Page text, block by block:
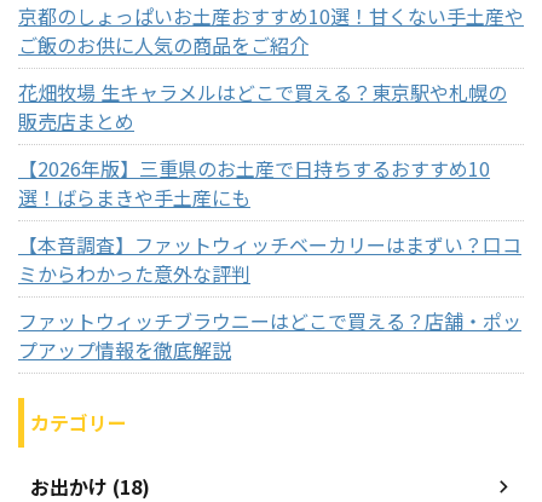
京都のしょっぱいお土産おすすめ10選！甘くない手土産や
ご飯のお供に人気の商品をご紹介
花畑牧場 生キャラメルはどこで買える？東京駅や札幌の
販売店まとめ
【2026年版】三重県のお土産で日持ちするおすすめ10
選！ばらまきや手土産にも
【本音調査】ファットウィッチベーカリーはまずい？口コ
ミからわかった意外な評判
ファットウィッチブラウニーはどこで買える？店舗・ポッ
プアップ情報を徹底解説
カテゴリー
お出かけ (18)